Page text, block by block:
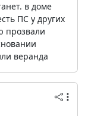
в доме
ПС у других
прозвали
веранда